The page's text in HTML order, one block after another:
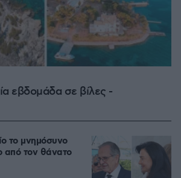
εβδομάδα σε βίλες -
το μνημόσυνο
από τον θάνατο